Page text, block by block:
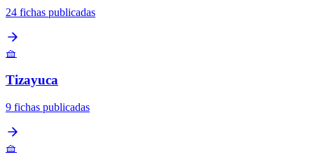
24 fichas publicadas
🧺
Tizayuca
9 fichas publicadas
🧺